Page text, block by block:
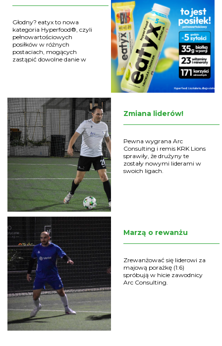
Głodny? eatyx to nowa
kategoria Hyperfood®, czyli
pełnowartościowych
posiłków w różnych
postaciach, mogących
zastąpić dowolne danie w
Zmiana liderów!
Pewna wygrana Arc
Consulting i remis KRK Lions
sprawiły, że drużyny te
zostały nowymi liderami w
swoich ligach.
Marzą o rewanżu
Zrewanżować się liderowi za
majową porażkę (1:6)
spróbują w hicie zawodnicy
Arc Consulting.